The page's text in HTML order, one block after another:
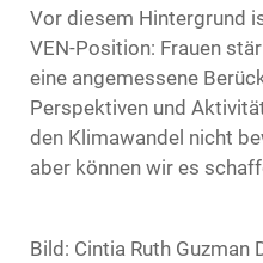
Vor diesem Hintergrund
VEN-Position: Frauen
eine angemessene
Perspektiven und
den Klimawandel nicht
aber können wir es
Bild: Cintia Ruth Guzman